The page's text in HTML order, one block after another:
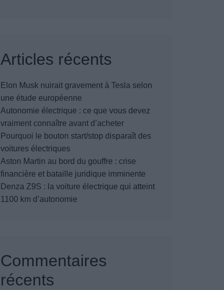
Articles récents
Elon Musk nuirait gravement à Tesla selon
une étude européenne
Autonomie électrique : ce que vous devez
vraiment connaître avant d’acheter
Pourquoi le bouton start/stop disparaît des
voitures électriques
Aston Martin au bord du gouffre : crise
financière et bataille juridique imminente
Denza Z9S : la voiture électrique qui atteint
1100 km d’autonomie
Commentaires
récents